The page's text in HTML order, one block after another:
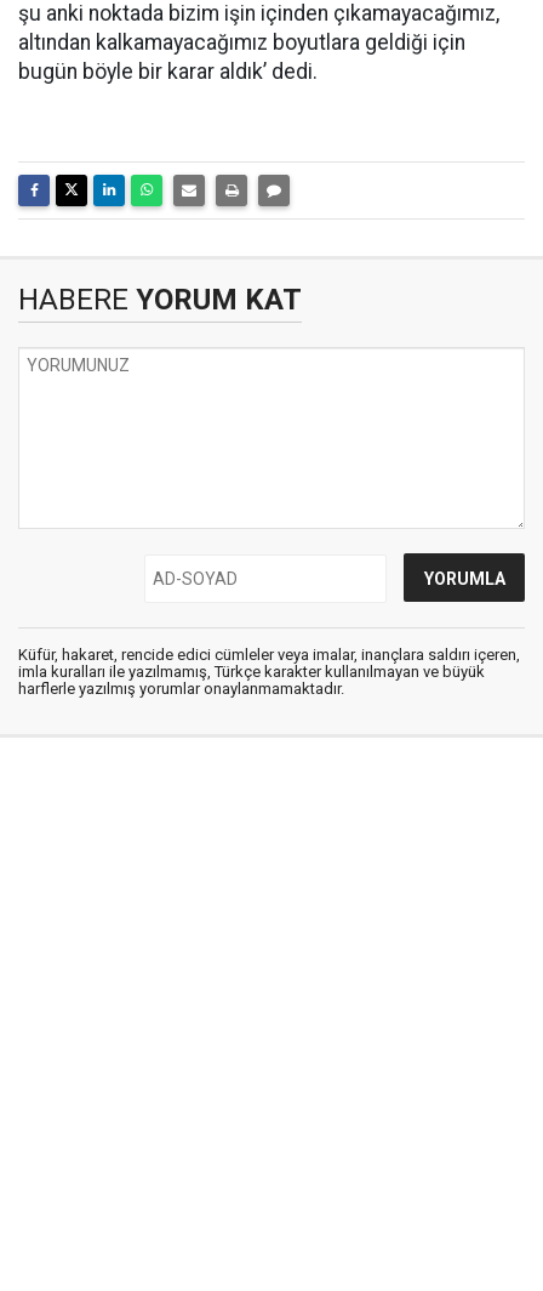
şu anki noktada bizim işin içinden çıkamayacağımız,
altından kalkamayacağımız boyutlara geldiği için
bugün böyle bir karar aldık’ dedi.
HABERE YORUM KAT
Küfür, hakaret, rencide edici cümleler veya imalar, inançlara saldırı içeren,
imla kuralları ile yazılmamış, Türkçe karakter kullanılmayan ve büyük
harflerle yazılmış yorumlar onaylanmamaktadır.